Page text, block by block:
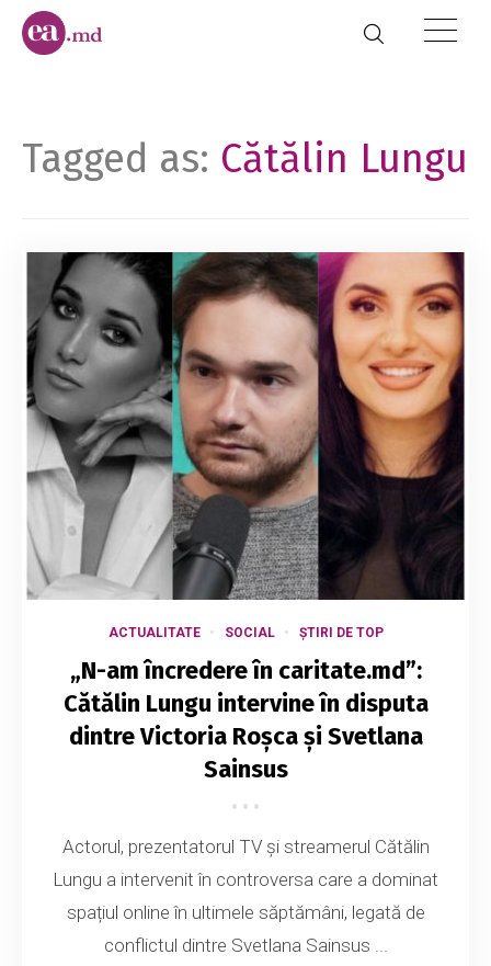
Tagged as: Cătălin Lungu
ACTUALITATE SOCIAL ȘTIRI DE TOP
„N-am încredere în caritate.md”:
Cătălin Lungu intervine în disputa
dintre Victoria Roșca și Svetlana
Sainsus
Actorul, prezentatorul TV și streamerul Cătălin
Lungu a intervenit în controversa care a dominat
spațiul online în ultimele săptămâni, legată de
conflictul dintre Svetlana Sainsus ...